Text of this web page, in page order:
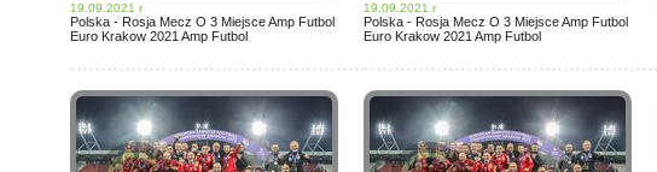
19.09.2021 r
Polska - Rosja Mecz O 3 Miejsce Amp Futbol
Euro Krakow 2021 Amp Futbol
19.09.2021 r
Polska - Rosja Mecz O 3 Miejsce Amp Futbol
Euro Krakow 2021 Amp Futbol